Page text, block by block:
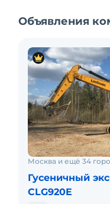
Объявления
Москва и ещё 34
Гусеничный
CLG920E